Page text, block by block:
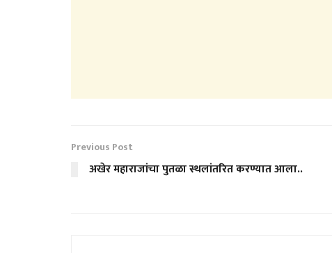
Previous Post
अखेर महाराजांचा पुतळा स्थलांतरित करण्यात आला..